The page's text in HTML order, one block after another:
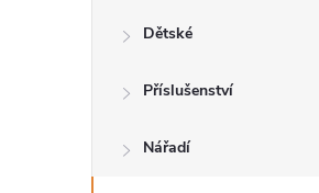
Dětské
Příslušenství
Nářadí